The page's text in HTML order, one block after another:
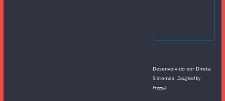
Desenvolvido por Direta
Sistemas.Designed by
Freepik